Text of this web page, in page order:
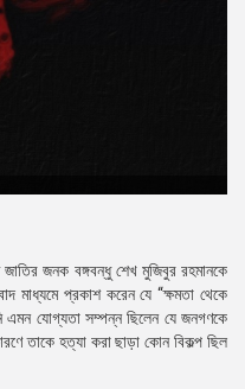
জনক বঙ্গবন্ধু শেখ মুজিবুর রহমানকে
মাধ্যমে প্রকাশ করেন যে “ক্ষমতা থেকে
এমন যোগ্যতা সম্পন্ন ছিলেন যে জনগণকে
তাকে হত্যা করা ছাড়া কোন বিকল্প ছিল